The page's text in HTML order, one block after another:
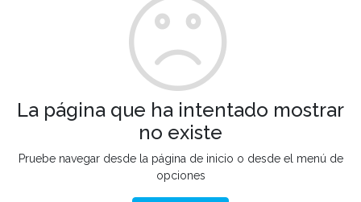
La página que ha intentado mostrar
no existe
Pruebe navegar desde la página de inicio o desde el menú de
opciones